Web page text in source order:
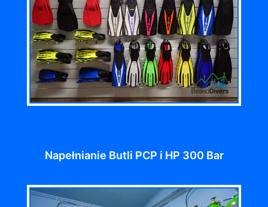
Napełnianie Butli PCP i HP 300 Bar